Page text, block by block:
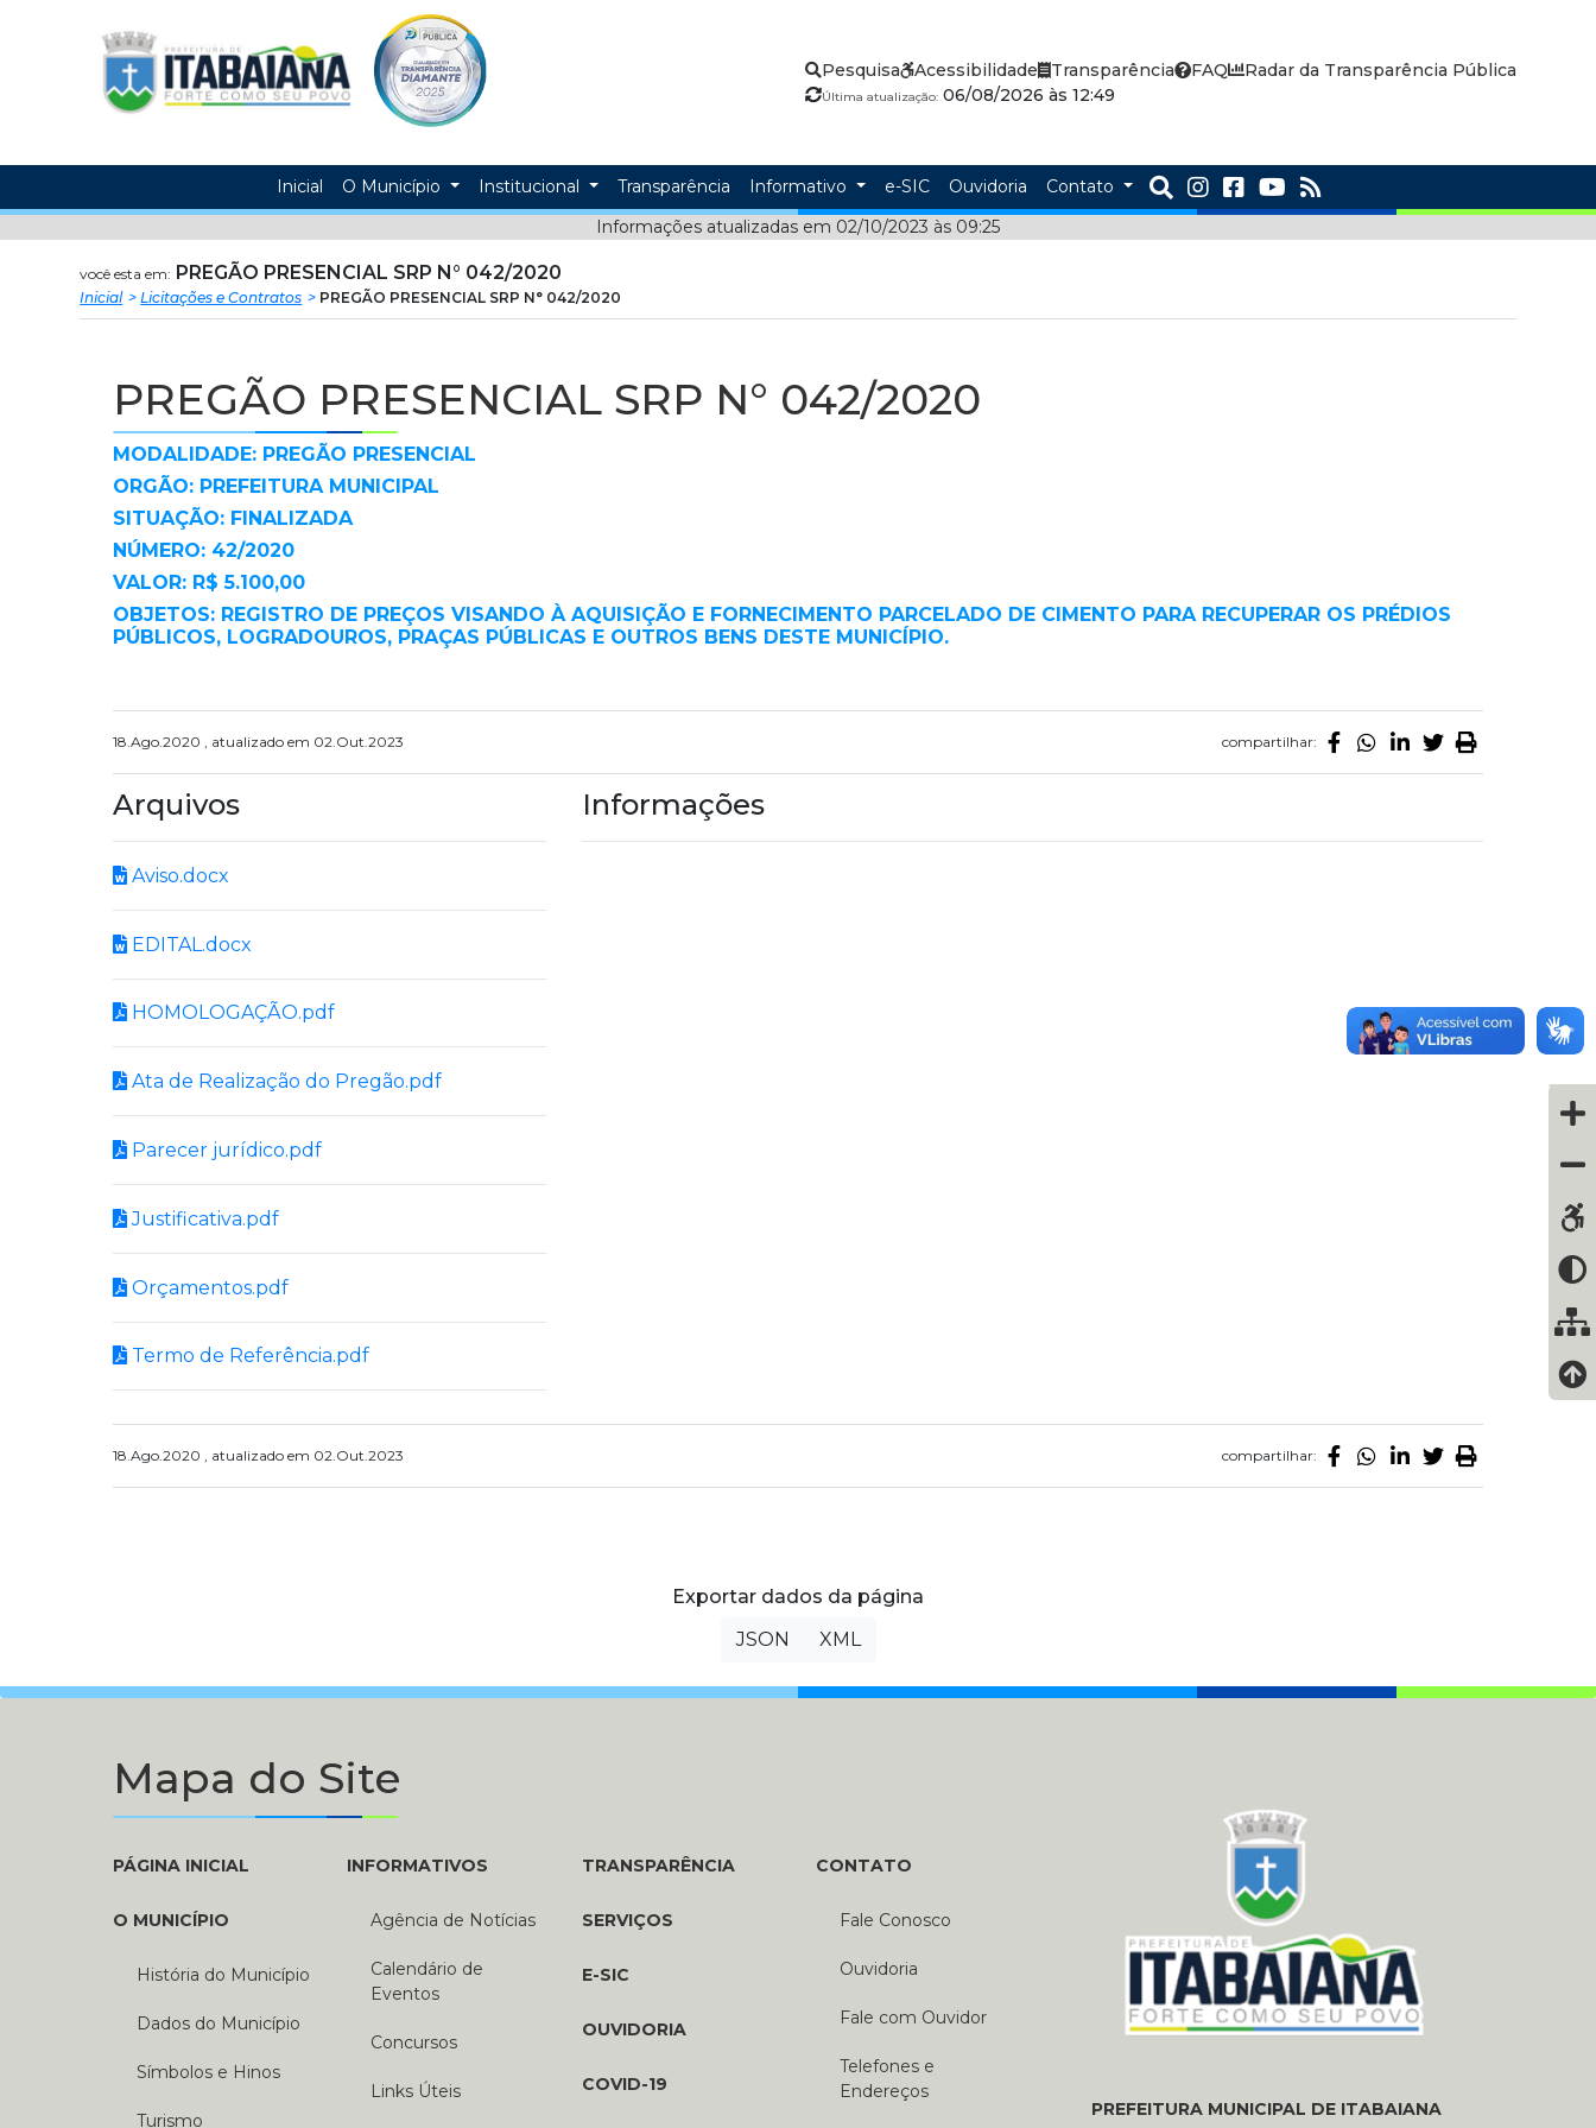
Prefeitura
Municipal
Itabaiana
Pesquisa Acessibilidade Transparência FAQ Radar da Transparência Pública
Última atualização:06/08/2026 às 12:49
Inicial O Município Institucional Transparência Informativo e-SIC Ouvidoria
Contato
Informações atualizadas em 02/10/2023 às 09:25
você esta em: PREGÃO PRESENCIAL SRP N° 042/2020
Inicial Licitações e Contratos PREGÃO PRESENCIAL SRP N° 042/2020
PREGÃO PRESENCIAL SRP N° 042/2020
MODALIDADE: PREGÃO PRESENCIAL
ORGÃO: PREFEITURA MUNICIPAL
SITUAÇÃO: FINALIZADA
NÚMERO: 42/2020
VALOR: R$ 5.100,00
OBJETOS: REGISTRO DE PREÇOS VISANDO À AQUISIÇÃO E FORNECIMENTO PARCELADO DE CIMENTO PARA RECUPERAR OS PRÉDIOS
PÚBLICOS, LOGRADOUROS, PRAÇAS PÚBLICAS E OUTROS BENS DESTE MUNICÍPIO.
18.Ago.2020 , atualizado em 02.Out.2023 compartilhar:
Arquivos
Aviso.docx
EDITAL.docx
HOMOLOGAÇÃO.pdf
Ata de Realização do Pregão.pdf
Parecer jurídico.pdf
Justificativa.pdf
Orçamentos.pdf
Termo de Referência.pdf
Informações
18.Ago.2020 , atualizado em 02.Out.2023 compartilhar:
Exportar dados da página
JSON
XML
Mapa do Site
PÁGINA INICIAL
O MUNICÍPIO
História do Município
Dados do Município
Símbolos e Hinos
Turismo
INFORMATIVOS
Agência de Notícias
Calendário de
Eventos
Concursos
Links Úteis
TRANSPARÊNCIA
SERVIÇOS
E-SIC
OUVIDORIA
COVID-19
CONTATO
Fale Conosco
Ouvidoria
Fale com Ouvidor
Telefones e
Endereços
PREFEITURA MUNICIPAL DE ITABAIANA